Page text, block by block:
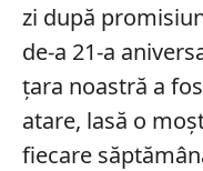
zi după
de-a 21-a
țara noastră a
atare, lasă o
fiecare